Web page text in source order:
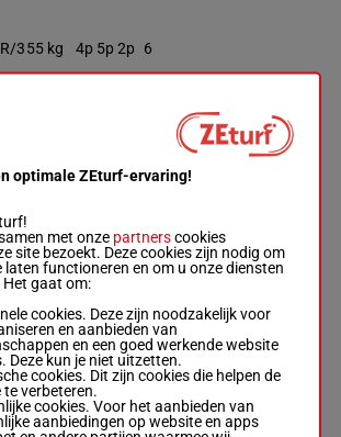
R/355 kg 4p 5p 2p 6
R/355 kg 7
R/355 kg 8p 8
optimale ZEturf-ervaring!
met onze partnerscookies
site bezoekt. Deze cookies zijn nodig om
laten functioneren en om u onze diensten
gaat om:
cookies. Deze zijn noodzakelijk voor
en aanbieden van
en een goed werkende website
Deze kun je niet uitzetten.
cookies. Dit zijn cookies die helpen de
verbeteren.
cookies. Voor het aanbieden van
aanbiedingen op website en apps